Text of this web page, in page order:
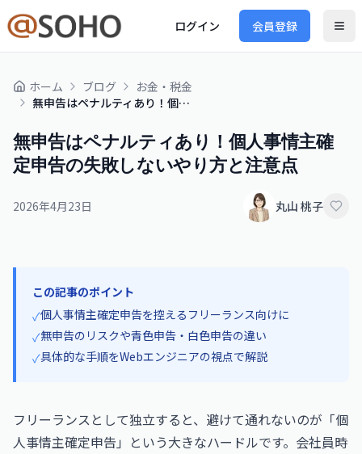
ログイン 会員登録
ホーム ブログ
お金・税金
無申告はペナルティあり！個人事情主確定申告の失敗しないやり方と注意点
無申告はペナルティあり！個人事情主確
定申告の失敗しないやり方と注意点
2026年4月23日 丸山 桃子
この記事のポイント
✓個人事情主確定申告を控えるフリーランス向けに
✓無申告のリスクや青色申告・白色申告の違い
✓具体的な手順をWebエンジニアの視点で解説
フリーランスとして独立すると、避けて通れないのが「個
人事情主確定申告」という大きなハードルです。会社員時